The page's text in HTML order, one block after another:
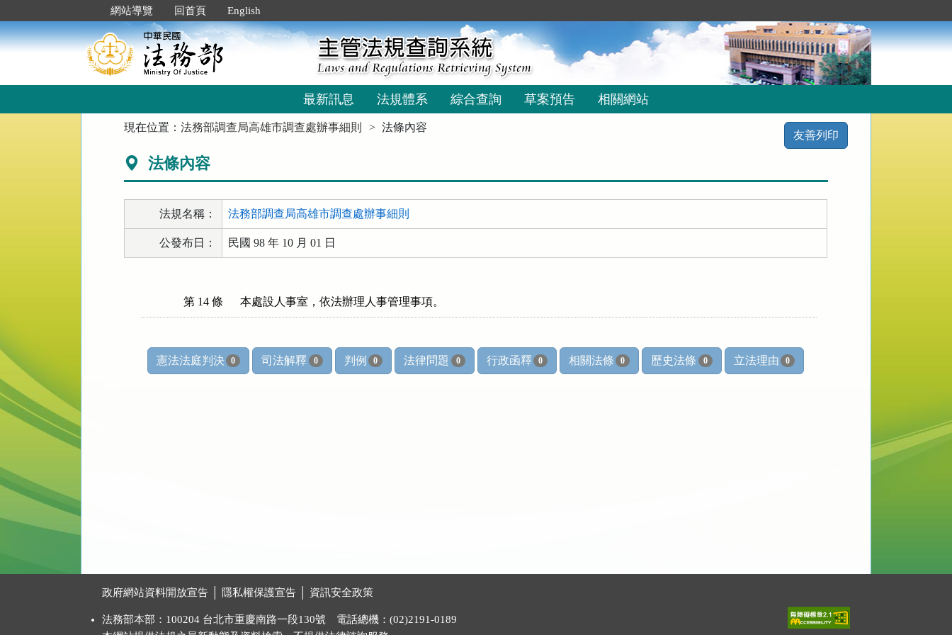
到
主
要
網站導覽 回首頁 English
最新訊息 法規體系 綜合查詢 草案預告 相關網站
現在位置：法務部調查局高雄市調查處辦事細則 法條內容
友善列印
法條內容
法規名稱： 法務部調查局高雄市調查處辦事細則
公發布日： 民國 98 年 10 月 01 日
第 14 條 本處設人事室，依法辦理人事管理事項。
憲法法庭判決 0 司法解釋 0 判例 0 法律問題 0 行政函釋 0 相關法條 0 歷史法條 0 立法理由 0
政府網站資料開放宣告 隱私權保護宣告 資訊安全政策
法務部本部：100204 台北市重慶南路一段130號 電話總機：(02)2191-0189